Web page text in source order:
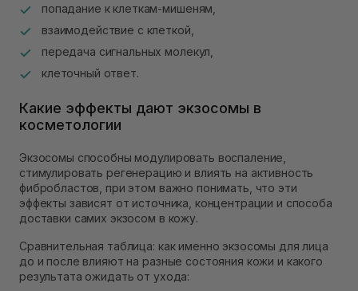
попадание к клеткам-мишеням,
взаимодействие с клеткой,
передача сигнальных молекул,
клеточный ответ.
Какие эффекты дают экзосомы в
косметологии
Экзосомы способны модулировать воспаление,
стимулировать регенерацию и влиять на активность
фибробластов, при этом важно понимать, что эти
эффекты зависят от источника, концентрации и способа
доставки самих экзосом в кожу.
Сравнительная таблица: как именно экзосомы для лица
до и после влияют на разные состояния кожи и какого
результата ожидать от ухода: